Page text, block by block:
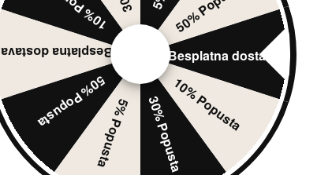
Besplatna dostava
10% Popusta
30% Popusta
5% Popusta
50% Popusta
Besplatna dostava